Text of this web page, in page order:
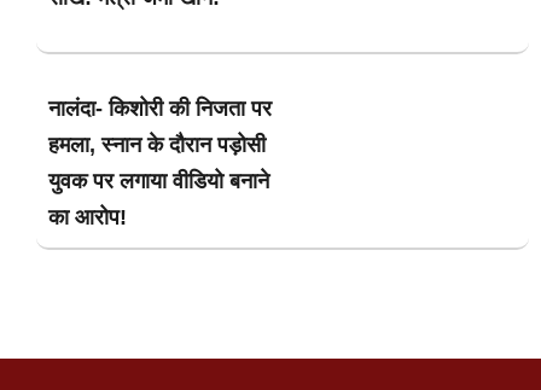
नालंदा- किशोरी की निजता पर
हमला, स्नान के दौरान पड़ोसी
युवक पर लगाया वीडियो बनाने
का आरोप!